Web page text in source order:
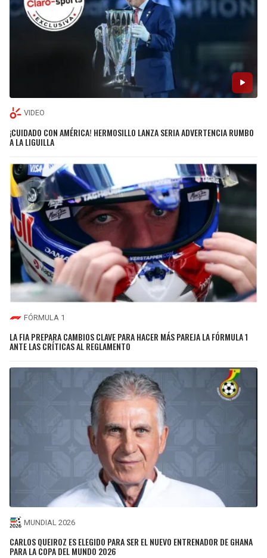
VIDEO
¡CUIDADO CON AMÉRICA! HERMOSILLO LANZA SERIA ADVERTENCIA RUMBO
A LA LIGUILLA
FÓRMULA 1
LA FIA PREPARA CAMBIOS CLAVE PARA HACER MÁS PAREJA LA FÓRMULA 1
ANTE LAS CRÍTICAS AL REGLAMENTO
MUNDIAL 2026
CARLOS QUEIROZ ES ELEGIDO PARA SER EL NUEVO ENTRENADOR DE GHANA
PARA LA COPA DEL MUNDO 2026